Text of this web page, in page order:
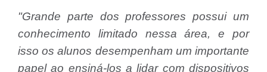
"Grande parte dos professores possui um
conhecimento limitado nessa área, e por
isso os alunos desempenham um importante
papel ao ensiná-los a lidar com dispositivos